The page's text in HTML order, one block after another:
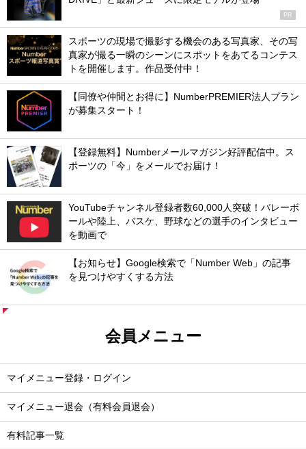
PR
スポーツの現場で撮影する機会のある写真家、その写
真家が撮る一瞬のシーンにスポットをあてるコンテス
トを開催します。作品受付中！
【同僚や仲間とお得に】NumberPREMIER法人プラン
が募集スタート！
【登録無料】Numberメールマガジン好評配信中。ス
ポーツの「今」をメールでお届け！
YouTubeチャンネル登録者数60,000人突破！バレーボ
ールや陸上、バスケ、野球などの選手のインタビュー
を動画で
【お知らせ】Google検索で「Number Web」の記事
を見つけやすくする方法
会員メニュー
マイメニュー登録・ログイン
マイメニュー退会（有料会員退会）
有料記事一覧